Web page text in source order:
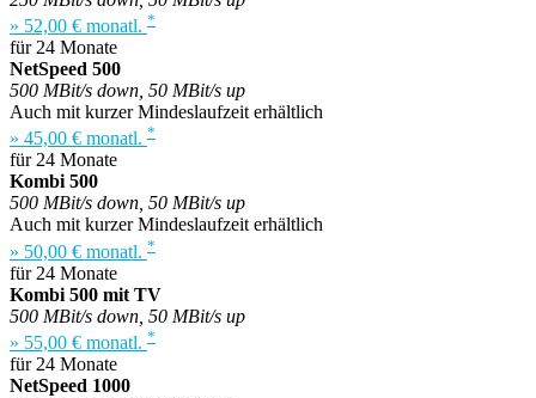
» 52,00 € monatl. *
für 24 Monate
NetSpeed 500
500 MBit/s down, 50 MBit/s up
Auch mit kurzer Mindeslaufzeit erhältlich
» 45,00 € monatl. *
für 24 Monate
Kombi 500
500 MBit/s down, 50 MBit/s up
Auch mit kurzer Mindeslaufzeit erhältlich
» 50,00 € monatl. *
für 24 Monate
Kombi 500 mit TV
500 MBit/s down, 50 MBit/s up
» 55,00 € monatl. *
für 24 Monate
NetSpeed 1000